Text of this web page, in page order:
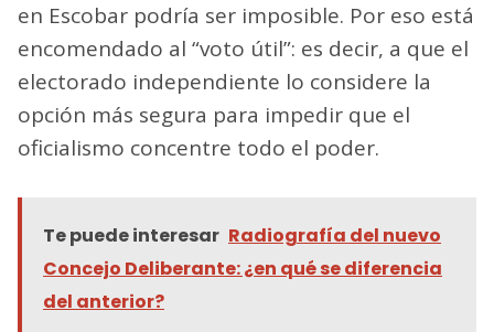
en Escobar podría ser imposible. Por eso está
encomendado al “voto útil”: es decir, a que el
electorado independiente lo considere la
opción más segura para impedir que el
oficialismo concentre todo el poder.
Te puede interesar Radiografía del nuevo
Concejo Deliberante: ¿en qué se diferencia
del anterior?